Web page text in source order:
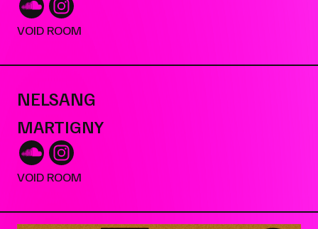
VOID ROOM
NELSANG
MARTIGNY
VOID ROOM